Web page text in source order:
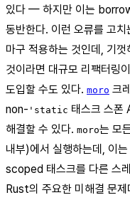
있다 — 하지만 이는
동반한다. 이런 오류를 고
마구 적용하는 것인데, 기
것이라면 대규모 리팩터링
도입할 수도 있다. moro 크
non- 'static 태스크 스폰
해결할 수 있다. moro는 모
내부)에서 실행하는데, 이는
scoped 태스크를 다른 스
Rust의 주요한 미해결 문제